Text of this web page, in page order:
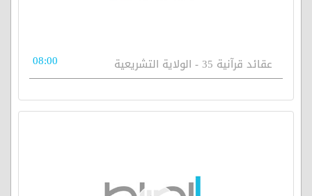
عقائد قرآنية 35 - الولاية التشريعية 08:00